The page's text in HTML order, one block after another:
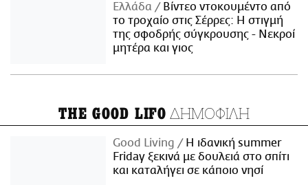
Ελλάδα
Βίντεο ντοκουμέντο από
το τροχαίο στις Σέρρες: Η στιγμή
της σφοδρής σύγκρουσης - Νεκροί
μητέρα και γιος
THE GOOD LIFO ΔΗΜΟΦΙΛΗ
Good Living
Η ιδανική summer
Friday ξεκινά με δουλειά στο σπίτι
και καταλήγει σε κάποιο νησί